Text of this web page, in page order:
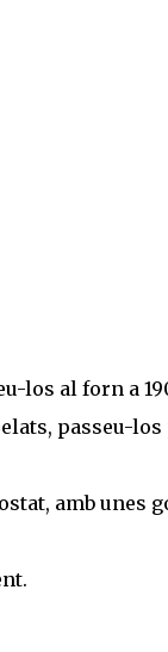
los al forn a
passeu-
amb unes